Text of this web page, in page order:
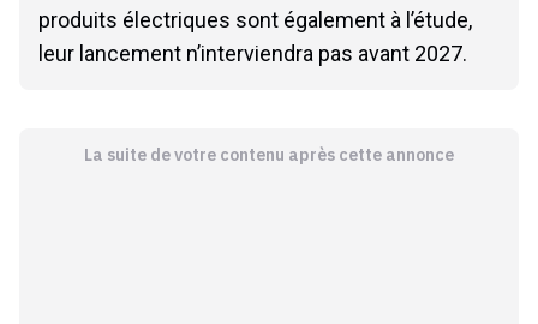
produits électriques sont également à l’étude,
leur lancement n’interviendra pas avant 2027.
La suite de votre contenu après cette annonce